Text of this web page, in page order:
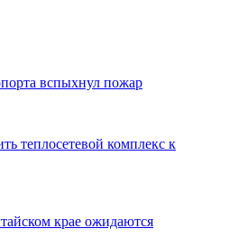
вспыхнул пожар
теплосетевой комплекс к
крае ожидаются